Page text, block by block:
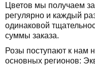
Цветов мы получаем
регулярно и каждый
одинаковой
суммы заказа.
Розы поступают к нам
основных регионов: